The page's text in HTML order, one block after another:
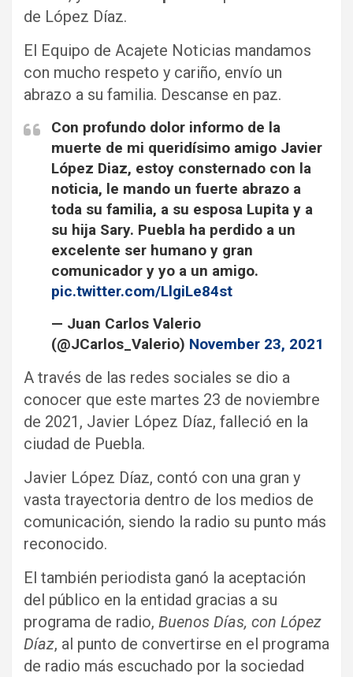
de López Díaz.
El Equipo de Acajete Noticias mandamos
con mucho respeto y cariño, envío un
abrazo a su familia. Descanse en paz.
Con profundo dolor informo de la
muerte de mi queridísimo amigo Javier
López Diaz, estoy consternado con la
noticia, le mando un fuerte abrazo a
toda su familia, a su esposa Lupita y a
su hija Sary. Puebla ha perdido a un
excelente ser humano y gran
comunicador y yo a un amigo.
pic.twitter.com/LlgiLe84st
— Juan Carlos Valerio
(@JCarlos_Valerio) November 23, 2021
A través de las redes sociales se dio a
conocer que este martes 23 de noviembre
de 2021, Javier López Díaz, falleció en la
ciudad de Puebla.
Javier López Díaz, contó con una gran y
vasta trayectoria dentro de los medios de
comunicación, siendo la radio su punto más
reconocido.
El también periodista ganó la aceptación
del público en la entidad gracias a su
programa de radio, Buenos Días, con López
Díaz, al punto de convertirse en el programa
de radio más escuchado por la sociedad